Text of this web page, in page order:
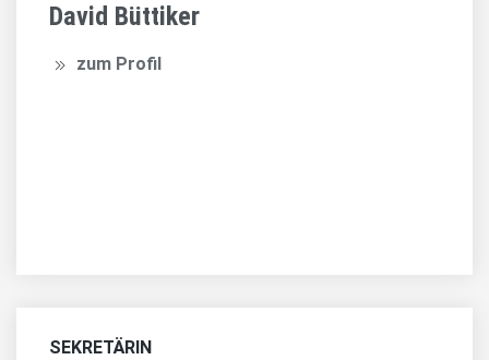
David Büttiker
zum Profil
SEKRETÄRIN